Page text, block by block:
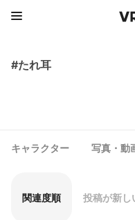
#たれ耳
キャラクター 写真・動
関連度順 投稿が新し